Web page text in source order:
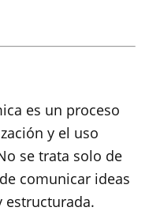
es un proceso
y el uso
se trata solo de
comunicar ideas
estructurada.